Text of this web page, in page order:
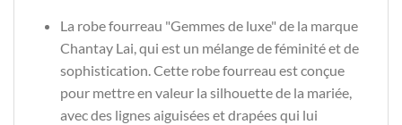
La robe fourreau "Gemmes de luxe" de la marque
Chantay Lai, qui est un mélange de féminité et de
sophistication. Cette robe fourreau est conçue
pour mettre en valeur la silhouette de la mariée,
avec des lignes aiguisées et drapées qui lui